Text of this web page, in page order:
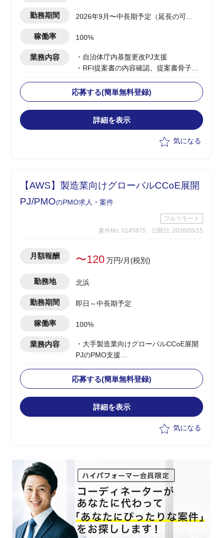
勤務期間
2026年9月〜中長期予定（延長の可能
稼働率 100%
業務内容
・自治体庁内基盤更改PJ支援
・RFI提案書の内容確認、提案書骨子検
・提案書の執筆・編集・確認、取りまと
めを実施
・メーカー・ベンダーへの仕様確認、見
積り依頼・確認、取りまとめ、SE積算を
応募する(簡単無料登録)
詳細を表示
気になる
【AWS】製造業向けグローバルCCoE展開
PJ/PMOのPMO求人・案件
フルリモート
案件No. 0145975
公開日: 2026/05/15
月額報酬 〜120万円/月(税別)
勤務地 北浜
勤務期間 即日～中長期予定
稼働率 100%
業務内容
・大手製造業向けグローバルCCoE展開
PJのPMO支援
Global/Regional階層に定義し、アジア/
欧州/北米/中国への展開を支援
・Global CCoEメンバーとして各地域の
モニタリング/管理プロセスの設計と改
・現地IT部門との調整/折衝における日本
・日本側クラウド担当との連携、各国拠
点への展開推進
応募する(簡単無料登録)
詳細を表示
気になる